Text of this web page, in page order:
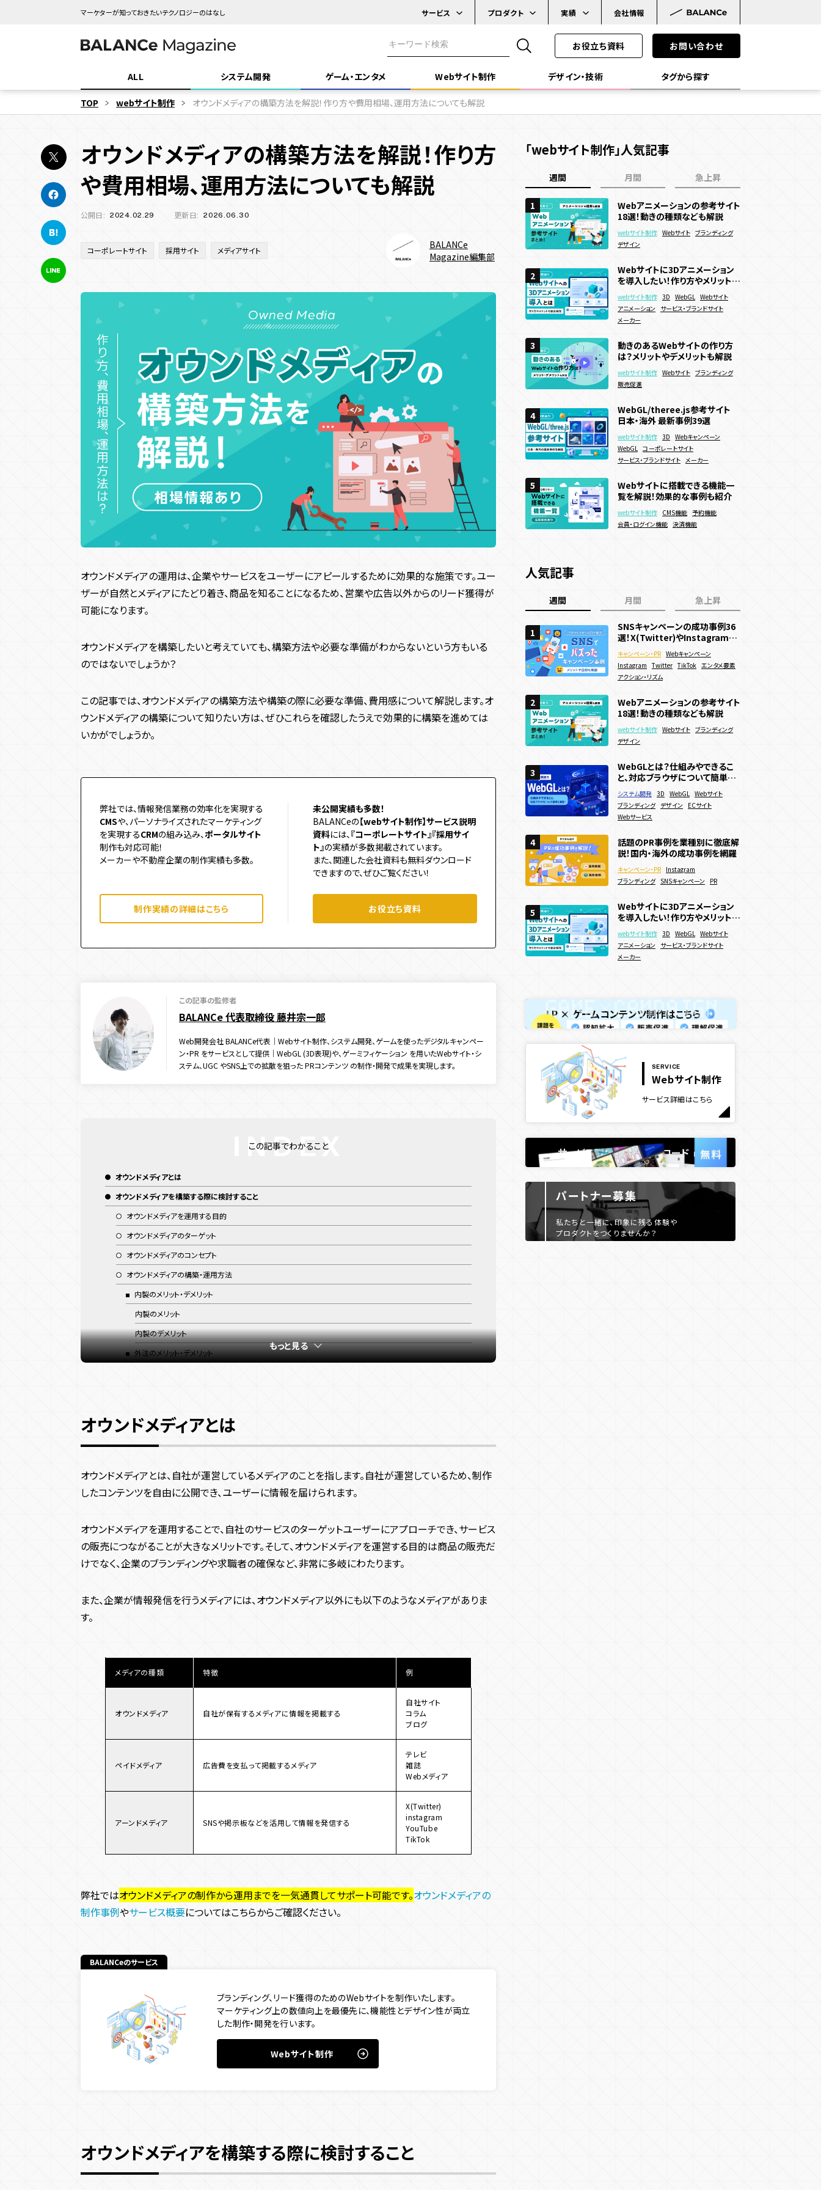
マーケターが知っておきたいテクノロジーのはなし サービス
システム開発
ゲーム・エンタメ
コンテンツ制作
プロダクト
デジタル
システム
実績
実績一覧
ケーススタディ
会社情報
お役立ち資料 お問い合わせ
ALL システム開発
「システム開発」
SYSTEM DEVELOPMENT
機能
多言語化機能 CMS機能 CRM機能 AI機能
予約機能
コスト削減・効率化
ゲーム・エンタメ
「ゲーム・エンタメ」
GAME & ENTERTAINMENT
認知拡大 販売促進 マーケティングデータ取得
店舗誘引 EC誘引 ブランディング
SNSキャンペーン Webキャンペーン
ゲームプロモーション IP活用 リアルイベント
ゲーミフィケーション エンタメ要素
春キャンペーン 冬キャンペーン
秋キャンペーン
デジタルスタンプラリー メタバース
ユーザー参加型 人気投票・ランキング
ガチャ・ルーレット・抽選 アクション・リズム
RPG・育成
Twitter Instagram PR
リアルイベント
Webサイト制作
「Webサイト制作」
WEB DESIGN & DEVELOPMENT
ECサイト キャンペーンサイト 周年・CSRサイト
CMS機能 CRM機能 AI機能
会員・ログイン機能 決済機能
デザイン・技術
「デザイン・技術」
DESIGN & TECHNOLOGY
デザイン UI・UX UI・UXデザイン
タグから探す
エンタメ業界 地方創生 観光・旅行
インバウンド 商業施設 メーカー
ゲーム業界 マスブランド
Webサイト Webサービス デジタルサイネージ
iOS / Androidアプリ
AR WebAR WebGL Javascript
CSS メタバース
ECサイト キャンペーンサイト 周年・CSRサイト
キャンペーン目的別
認知拡大 販売促進 マーケティングデータ取得
新規顧客獲得施策 既存顧客向け施策
店舗誘引 EC誘引 ブランディング
TOP webサイト制作 オウンドメディアの構築方法を解説！作り方や費用相場、運用方法についても解説
オウンドメディアの構築方法を解説！作り方
や費用相場、運用方法についても解説
公開日: 2024.02.29 更新日: 2026.06.30
コーポレートサイト 採用サイト メディアサイト
BALANCe
Magazine編集部
オウンドメディアの運用は、企業やサービスをユーザーにアピールするために効果的な施策です。ユー
ザーが自然とメディアにたどり着き、商品を知ることになるため、営業や広告以外からのリード獲得が
可能になります。
オウンドメディアを構築したいと考えていても、構築方法や必要な準備がわからないという方もいる
のではないでしょうか？
この記事では、オウンドメディアの構築方法や構築の際に必要な準備、費用感について解説します。オ
ウンドメディアの構築について知りたい方は、ぜひこれらを確認したうえで効果的に構築を進めては
いかがでしょうか。
弊社では、情報発信業務の効率化を実現する
CMSや、パーソナライズされたマーケティング
を実現するCRMの組み込み、ポータルサイト
制作も対応可能！
メーカーや不動産企業の制作実績も多数。
制作実績の詳細はこちら
未公開実績も多数！
BALANCeの【webサイト制作】サービス説明
資料には、『コーポレートサイト』『採用サイ
ト』の実績が多数掲載されています。
また、関連した会社資料も無料ダウンロード
できますので、ぜひご覧ください！
お役立ち資料
この記事の監修者
BALANCe 代表取締役 藤井宗一郎
Web開発会社 BALANCe代表｜Webサイト制作、システム開発、ゲームを使ったデジタルキャンペー
ン・PR をサービスとして提供｜WebGL (3D表現)や、ゲーミフィケーション を用いたWebサイト・シ
ステム、UGC やSNS上での拡散を狙った PRコンテンツ の制作・開発で成果を実現します。
この記事でわかること
オウンドメディアとは
オウンドメディアを構築する際に検討すること
オウンドメディアを運用する目的
オウンドメディアのターゲット
オウンドメディアのコンセプト
オウンドメディアの構築・運用方法
内製のメリット・デメリット
内製のメリット
内製のデメリット
外注のメリット・デメリット
ドメインを取得する
サーバーを構築する
CMSを導入する
無料CMS
独自CMS
サイトデザインを制作する
オウンドメディアを開発して公開する
オウンドメディア構築にかかる費用相場
外注の場合
制作会社を選ぶ際のポイント
メディア運用までサポートしてくれるか
オウンドメディアの成功事例
出版社
オウンドメディアの構築はBALANCeにご相談ください
もっと見る
オウンドメディアとは
オウンドメディアとは、自社が運営しているメディアのことを指します。自社が運営しているため、制作
したコンテンツを自由に公開でき、ユーザーに情報を届けられます。
オウンドメディアを運用することで、自社のサービスのターゲットユーザーにアプローチでき、サービス
の販売につながることが大きなメリットです。そして、オウンドメディアを運営する目的は商品の販売だ
けでなく、企業のブランディングや求職者の確保など、非常に多岐にわたります。
また、企業が情報発信を行うメディアには、オウンドメディア以外にも以下のようなメディアがありま
す。
メディアの種類 特徴 例
オウンドメディア 自社が保有するメディアに情報を掲載する
自社サイト
コラム
ブログ
ペイドメディア 広告費を支払って掲載するメディア
テレビ
雑誌
Webメディア
アーンドメディア SNSや掲示板などを活用して情報を発信する
X(Twitter)
instagram
YouTube
TikTok
弊社ではオウンドメディアの制作から運用までを一気通貫してサポート可能です。オウンドメディアの
制作事例やサービス概要についてはこちらからご確認ください。
BALANCeのサービス
ブランディング、リード獲得のためのWebサイトを制作いたします。
マーケティング上の数値向上を最優先に、機能性とデザイン性が両立
した制作・開発を行います。
Webサイト制作
オウンドメディアを構築する際に検討すること
「webサイト制作」人気記事
週間 月間 急上昇
1
Webアニメーションの参考サイト
18選！動きの種類なども解説
webサイト制作 Webサイト ブランディング
デザイン
2
Webサイトに3Dアニメーション
を導入したい！作り方やメリットを
徹底解説
webサイト制作 3D WebGL Webサイト
アニメーション
サービス・ブランドサイト
メーカー
3
動きのあるWebサイトの作り方
は？メリットやデメリットも解説
webサイト制作 Webサイト ブランディング
販売促進
4
WebGL/theree.js参考サイト
日本・海外 最新事例39選
webサイト制作 3D Webキャンペーン
WebGL コーポレートサイト
サービス・ブランドサイト メーカー
5
Webサイトに搭載できる機能一
覧を解説！効果的な事例も紹介
webサイト制作 CMS機能 予約機能
会員・ログイン機能 決済機能
1
Webアニメーションの参考サイト
18選！動きの種類なども解説
webサイト制作 Webサイト ブランディング
デザイン
2
Webサイトに3Dアニメーション
を導入したい！作り方やメリットを
徹底解説
webサイト制作 3D WebGL Webサイト
アニメーション
サービス・ブランドサイト
メーカー
3
動きのあるWebサイトの作り方
は？メリットやデメリットも解説
webサイト制作 Webサイト ブランディング
販売促進
4
WebGL/theree.js参考サイト
日本・海外 最新事例39選
webサイト制作 3D Webキャンペーン
WebGL コーポレートサイト
サービス・ブランドサイト メーカー
5
Webサイトに搭載できる機能一
覧を解説！効果的な事例も紹介
webサイト制作 CMS機能 予約機能
会員・ログイン機能 決済機能
1
東京都のホームページ制作会社
おすすめ31選！選び方や費用相
webサイト制作 Webサイト
コーポレートサイト
2
周年記念サイトとは？目的ごとの
おすすめコンテンツ、デザイン事
例を紹介
webサイト制作 Webサイト ブランディング
周年・CSRサイト
3
インタラクションデザインとは？
メリットや事例、制作方法につい
ても解説
webサイト制作
4
マッチングサイトの作り方5選！構
webサイト制作 Webサイト
会員・ログイン機能
5
オウンドメディアの構築方法を解
説！作り方や費用相場、運用方法
についても解説
webサイト制作 コーポレートサイト
採用サイト メディアサイト
人気記事
週間 月間 急上昇
1
SNSキャンペーンの成功事例36
選！X(Twitter)やInstagramで
バズった面白い企画を紹介
キャンペーン・PR Webキャンペーン
Instagram Twitter TikTok エンタメ要素
アクション・リズム
2
Webアニメーションの参考サイト
18選！動きの種類なども解説
webサイト制作 Webサイト ブランディング
デザイン
3
WebGLとは？仕組みやできるこ
と、対応ブラウザについて簡単に
解説！
システム開発 3D WebGL Webサイト
ブランディング デザイン
ECサイト
Webサービス
4
話題のPR事例を業種別に徹底解
説！国内・海外の成功事例を網羅
キャンペーン・PR Instagram
ブランディング SNSキャンペーン PR
5
Webサイトに3Dアニメーション
を導入したい！作り方やメリットを
徹底解説
webサイト制作 3D WebGL Webサイト
アニメーション
サービス・ブランドサイト
メーカー
1
SNSキャンペーンの成功事例36
選！X(Twitter)やInstagramで
バズった面白い企画を紹介
キャンペーン・PR Webキャンペーン
Instagram Twitter TikTok エンタメ要素
アクション・リズム
2
WebGLとは？仕組みやできるこ
と、対応ブラウザについて簡単に
システム開発 3D WebGL Webサイト
ブランディング
3
Webアニメーションの参考サイト
webサイト制作 Webサイト
ブランディング
デザイン
4
Webサイトに3Dアニメーション
を導入したい！作り方やメリットを
webサイト制作 3D WebGL
アニメーション サービス・ブランドサイト
5
動きのあるWebサイトの作り方
webサイト制作 Webサイト ブランディング
販売促進
1
集客イベントの成功事例7選｜ア
イディア出しや企画運営のポイン
トも解説
キャンペーン・PR メタバース
SNSキャンペーン 地方創生
PR
リアルイベント
2
夏キャンペーン事例20選を紹介！
メリットや制作方法も解説！
キャンペーン・PR
Webキャンペーン
SNSキャンペーン
人気投票・ランキング
3
動きのあるWebサイトの作り方
は？メリットやデメリットも解説
webサイト制作
4
WebGL/theree.js参考サイト
webサイト制作 3D Webキャンペーン
サービス・ブランドサイト メーカー
5
ECサイトで効果的な販促キャン
ペーン施策15選！効果的な実施
方法などを解説
キャンペーン・PR
LP × ゲームコンテンツ制作はこちら
SERVICE
Webサイト制作
サービス詳細はこちら
サービス説明資料ダウンロード
パートナー募集
私たちと一緒に、印象に残る体験や
プロダクトをつくりませんか？